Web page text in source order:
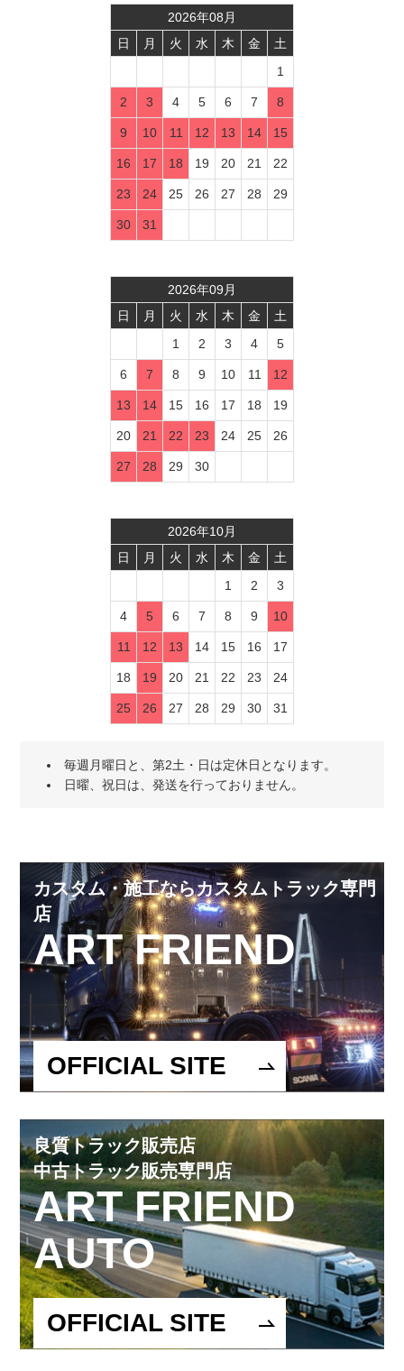
2026年08 月
日
月 火 水 木 金
土
1
2 3 4 5 6 7 8
9 10 11 12 13 14 15
16 17 18 19 20 21 22
23 24 25 26 27 28 29
30 31
2026年09 月
日
月 火 水 木 金
土
1
2 3 4 5
6 7 8 9 10 11 12
13 14 15 16 17 18 19
20 21 22 23 24 25 26
27 28 29 30
2026年10月
日
月 火 水 木 金
土
1
2 3
4 5 6 7 8 9 10
11 12 13 14 15 16 17
18 19 20 21 22 23 24
25 26 27 28 29 30 31
毎週月曜日と、第2土・日は定休日となります。
日曜、祝日は、発送を行っておりません。
カスタム・施工ならカスタムトラック専門
店
ART FRIEND
OFFICIAL SITE
良質トラック販売店
中古トラック販売専門店
ART FRIEND
AUTO
OFFICIAL SITE